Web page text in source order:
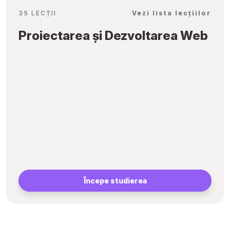
35 LECȚII Vezi lista lecțiilor
Proiectarea și Dezvoltarea Web
Începe studierea